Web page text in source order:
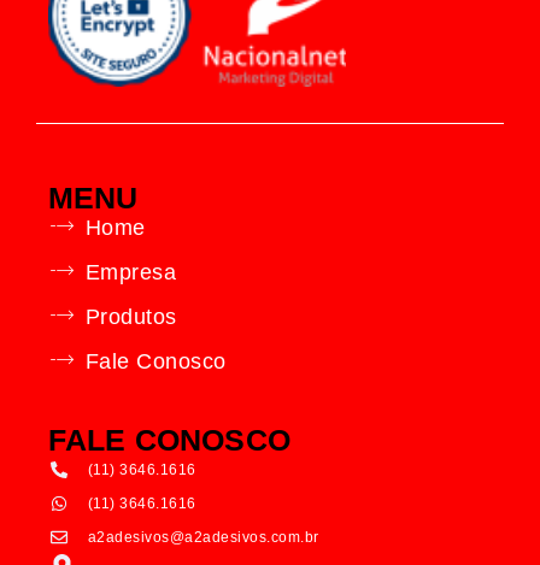
MENU
Home
Empresa
Produtos
Fale Conosco
FALE CONOSCO
(11) 3646.1616
(11) 3646.1616
a2adesivos@a2adesivos.com.br